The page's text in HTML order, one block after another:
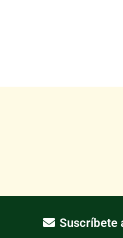
Suscríbete